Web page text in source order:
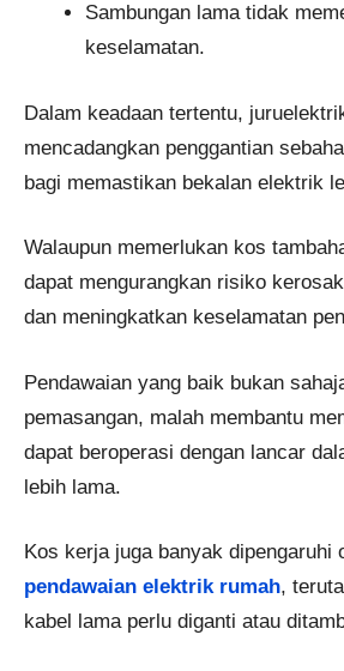
Sambungan lama tidak
keselamatan.
Dalam keadaan tertentu,
mencadangkan penggantian
bagi memastikan bekalan elektrik
Walaupun memerlukan kos
dapat mengurangkan risiko
dan meningkatkan keselamatan
Pendawaian yang baik bukan
pemasangan, malah membantu
dapat beroperasi dengan lancar
lebih lama.
Kos kerja juga banyak dipengaruhi
pendawaian elektrik rumah,
kabel lama perlu diganti atau